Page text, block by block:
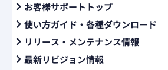
お客様サポートトップ
使い方ガイド・各種ダウンロード
リリース・メンテナンス情報
最新リビジョン情報